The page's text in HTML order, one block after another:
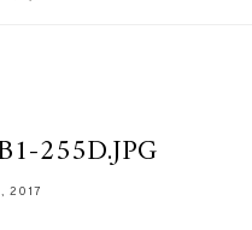
255D.JPG
2017